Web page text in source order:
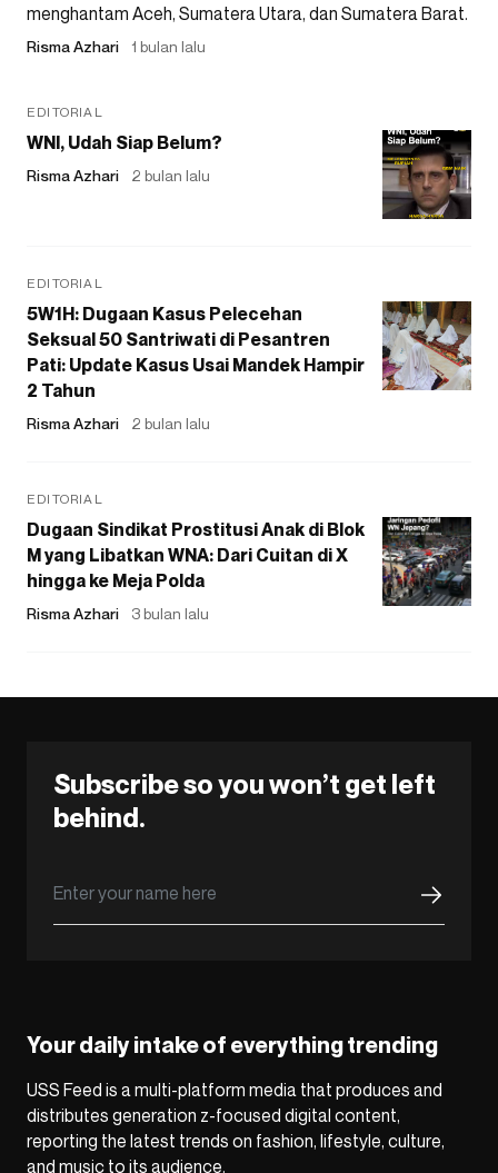
menghantam Aceh, Sumatera Utara, dan Sumatera Barat.
Risma Azhari 1 bulan lalu
EDITORIAL
WNI, Udah Siap Belum?
Risma Azhari 2 bulan lalu
EDITORIAL
5W1H: Dugaan Kasus Pelecehan
Seksual 50 Santriwati di Pesantren
Pati: Update Kasus Usai Mandek Hampir
2 Tahun
Risma Azhari 2 bulan lalu
EDITORIAL
Dugaan Sindikat Prostitusi Anak di Blok
M yang Libatkan WNA: Dari Cuitan di X
hingga ke Meja Polda
Risma Azhari 3 bulan lalu
Subscribe so you won’t get left
behind.
Your daily intake of everything trending
USS Feed is a multi-platform media that produces and
distributes generation z-focused digital content,
reporting the latest trends on fashion, lifestyle, culture,
and music to its audience.